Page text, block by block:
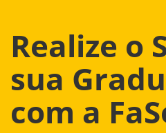
Realize o
sua
com a